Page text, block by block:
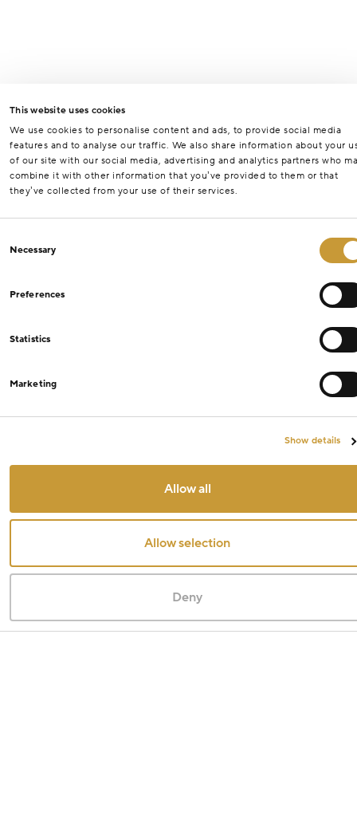
This website uses cookies
We use cookies to personalise content and ads, to provide social media
features and to analyse our traffic. We also share information about your
of our site with our social media, advertising and analytics partners who
combine it with other information that you’ve provided to them or that
they’ve collected from your use of their services.
Selection
Necessary
Preferences
Statistics
Marketing
Show details
Allow all
Allow selection
Deny